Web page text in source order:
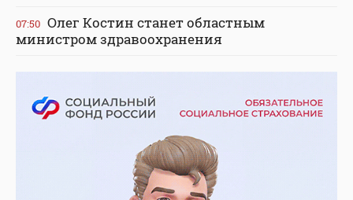
07:50 Олег Костин станет областным
министром здравоохранения